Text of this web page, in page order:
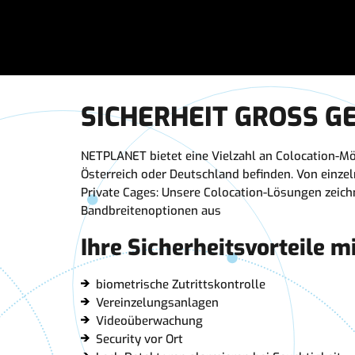
SICHERHEIT GROSS
NETPLANET bietet eine Vielzahl an Colocation-
Österreich oder Deutschland befinden. Von
Private Cages: Unsere Colocation-Lösungen
Bandbreitenoptionen aus
Ihre Sicherheitsvorteile
biometrische Zutrittskontrolle
Vereinzelungsanlagen
Videoüberwachung
Security vor Ort